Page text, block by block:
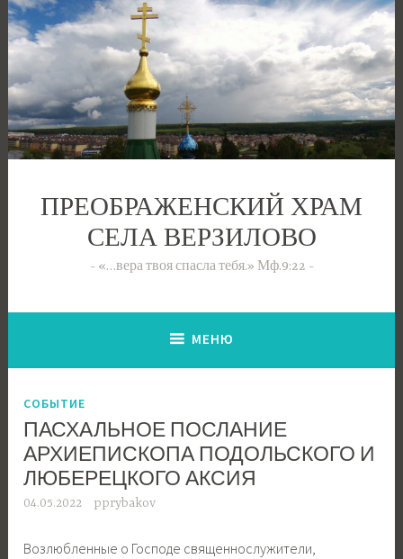
Перейти
к
содержимому
ПРЕОБРАЖЕНСКИЙ ХРАМ
СЕЛА ВЕРЗИЛОВО
«…вера твоя спасла тебя.» Мф.9:22
МЕНЮ
СОБЫТИЕ
ПАСХАЛЬНОЕ ПОСЛАНИЕ
АРХИЕПИСКОПА ПОДОЛЬСКОГО И
ЛЮБЕРЕЦКОГО АКСИЯ
04.05.2022 pprybakov
Возлюбленные о Господе священнослужители,